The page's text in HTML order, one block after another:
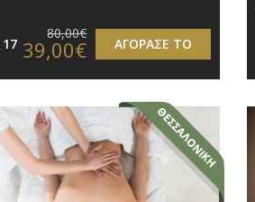
17 ΑΓΟΡΑΣΕ ΤΟ
80,00€
39,00€